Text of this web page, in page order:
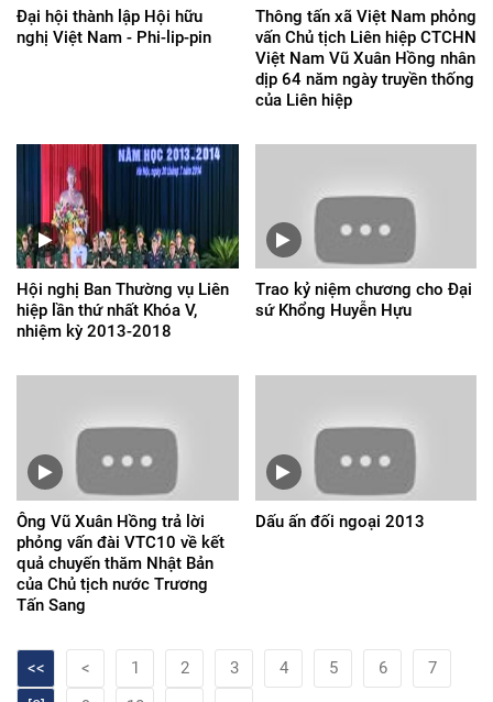
Đại hội thành lập Hội hữu
nghị Việt Nam - Phi-lip-pin
Thông tấn xã Việt Nam phỏng
vấn Chủ tịch Liên hiệp CTCHN
Việt Nam Vũ Xuân Hồng nhân
dịp 64 năm ngày truyền thống
của Liên hiệp
Hội nghị Ban Thường vụ Liên
hiệp lần thứ nhất Khóa V,
nhiệm kỳ 2013-2018
Trao kỷ niệm chương cho Đại
sứ Khổng Huyễn Hựu
Ông Vũ Xuân Hồng trả lời
phỏng vấn đài VTC10 về kết
quả chuyến thăm Nhật Bản
của Chủ tịch nước Trương
Tấn Sang
Dấu ấn đối ngoại 2013
<< < 1 2 3 4 5 6
7